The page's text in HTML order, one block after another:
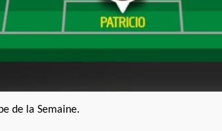
de la Semaine.